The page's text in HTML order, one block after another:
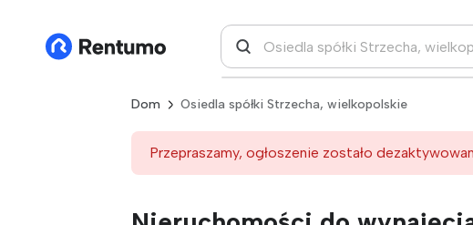
Dom Osiedla spółki Strzecha, wielkopolskie
Przepraszamy, ogłoszenie zostało